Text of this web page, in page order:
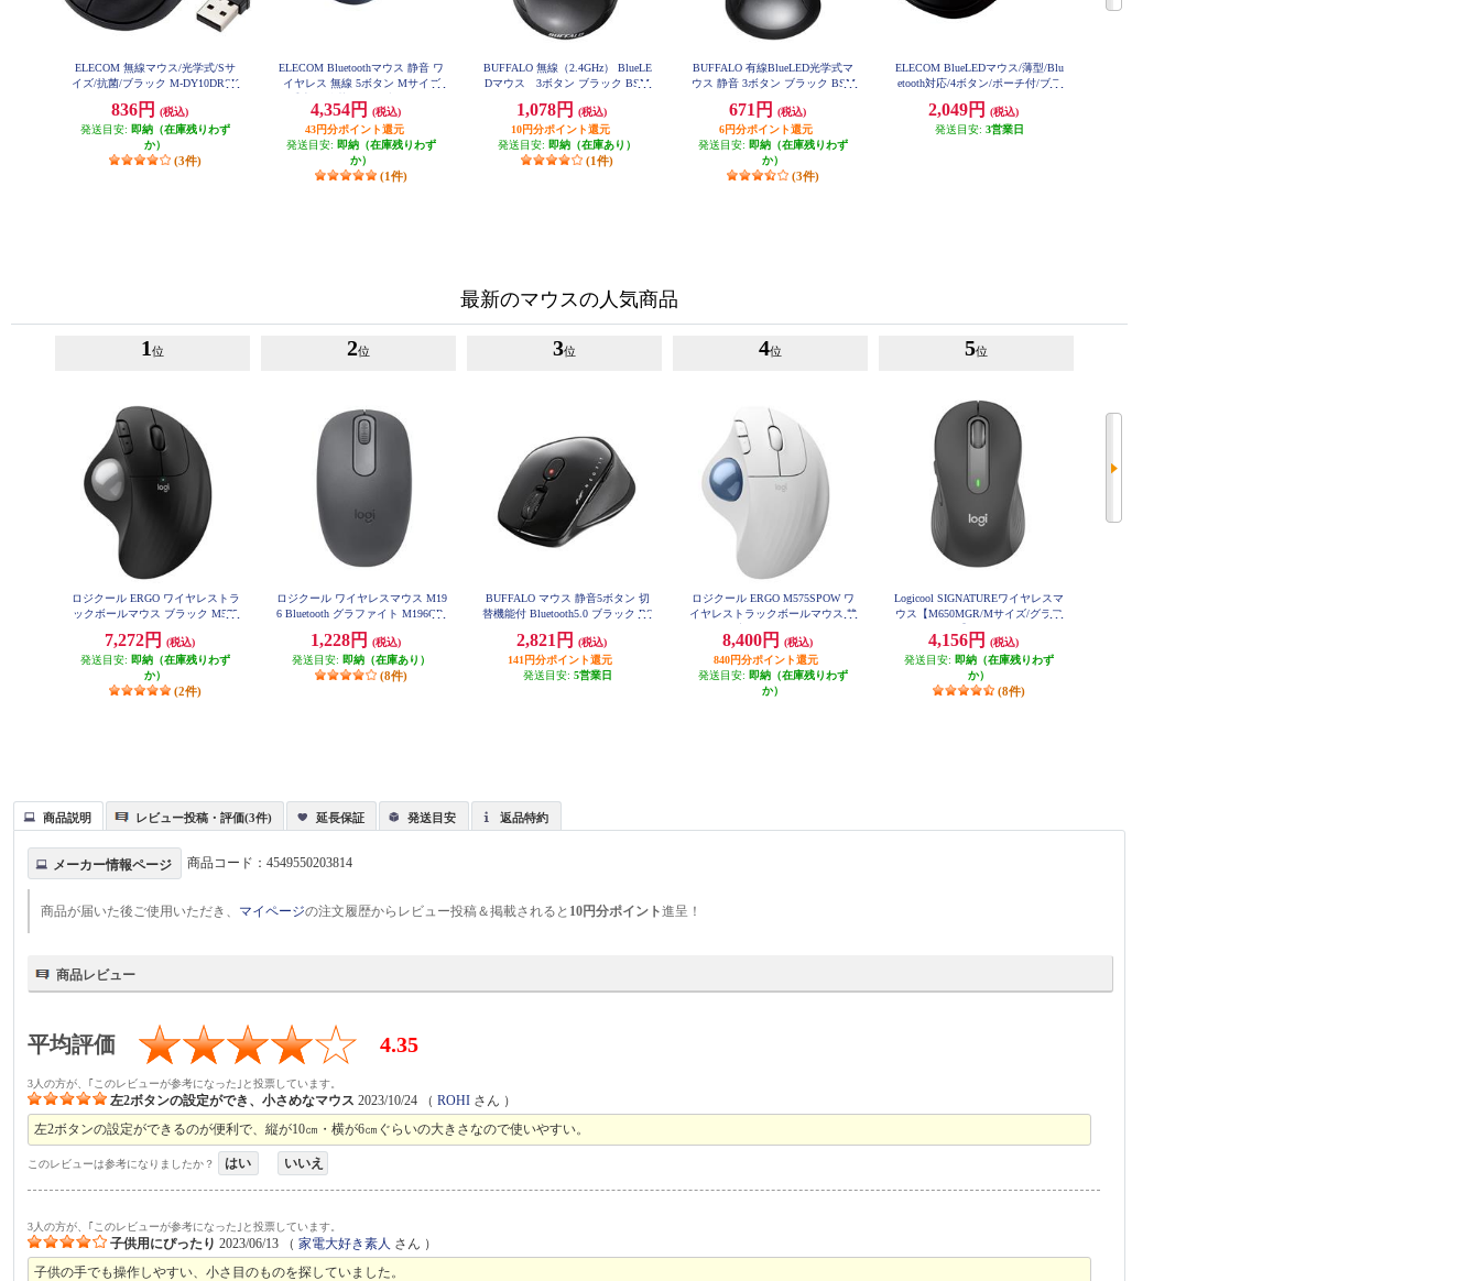
ELECOM 無線マウス/光学式/Sサ
イズ/抗菌/ブラック M-DY10DRSK
836円
(税込)
発送目安: 即納（在庫残りわず
か）
(3件)
ELECOM Bluetoothマウス 静音 ワ
イヤレス 無線 5ボタン Mサイズ
M30BBSKBU
4,354円
(税込)
43円分ポイント還元
発送目安: 即納（在庫残りわず
か）
(1件)
BUFFALO 無線（2.4GHz） BlueLE
Dマウス 3ボタン ブラック BSM
1,078円
(税込)
10円分ポイント還元
発送目安: 即納（在庫あり）
(1件)
BUFFALO 有線BlueLED光学式マ
ウス 静音 3ボタン ブラック BSM
671円
(税込)
6円分ポイント還元
発送目安: 即納（在庫残りわず
か）
(3件)
ELECOM BlueLEDマウス/薄型/Blu
etooth対応/4ボタン/ポーチ付/ブラ
2,049円
(税込)
発送目安: 3営業日
最新のマウスの人気商品
1 位
ロジクール ERGO ワイヤレストラ
ックボールマウス ブラック M575
7,272円
(税込)
発送目安: 即納（在庫残りわず
か）
(2件)
2位
ロジクール ワイヤレスマウス M19
6 Bluetooth グラファイト M196GR
1,228円
(税込)
発送目安: 即納（在庫あり）
(8件)
3位
BUFFALO マウス 静音5ボタン 切
替機能付 Bluetooth5.0 ブラック BS
2,821円
(税込)
141円分ポイント還元
発送目安: 5営業日
4位
ロジクール ERGO M575SPOW ワ
イヤレストラックボールマウス 静
8,400円
(税込)
840円分ポイント還元
発送目安: 即納（在庫残りわず
か）
5位
Logicool SIGNATUREワイヤレスマ
ウス【M650MGR/Mサイズ/グラフ
4,156円
(税込)
発送目安: 即納（在庫残りわず
か）
(8件)
商品説明 レビュー投稿・評価(3件) 延長保証 発送目安 返品特約
メーカー情報ページ 商品コード：4549550203814
商品が届いた後ご使用いただき、 マイページの注文履歴からレビュー投稿＆掲載されると 10円分ポイント進呈！
商品レビュー
平均評価 4.35
3人の方が、｢このレビューが参考になった｣と投票しています。
左2ボタンの設定ができ、小さめなマウス 2023/10/24 （ROHI さん ）
左2ボタンの設定ができるのが便利で、縦が10㎝・横が6㎝ぐらいの大きさなので使いやすい。
このレビューは参考になりましたか？ はい いいえ
3人の方が、｢このレビューが参考になった｣と投票しています。
子供用にぴったり 2023/06/13 （家電大好き素人 さん ）
子供の手でも操作しやすい、小さ目のものを探していました。